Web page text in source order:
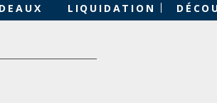
LIQUIDATION